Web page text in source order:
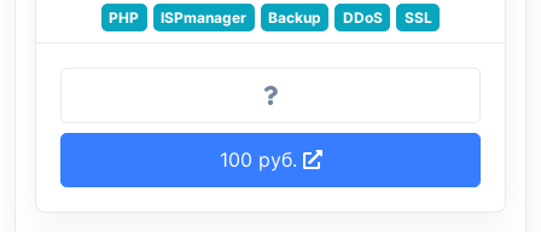
PHP ISPmanager Backup DDoS SSL
100 руб.